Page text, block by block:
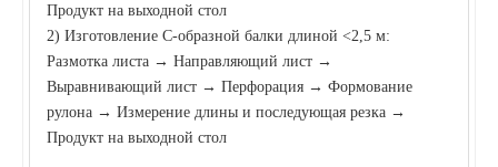
Продукт на выходной стол
2) Изготовление С-образной балки длиной <2,5 м:
Размотка листа → Направляющий лист →
Выравнивающий лист → Перфорация → Формование
рулона → Измерение длины и последующая резка →
Продукт на выходной стол